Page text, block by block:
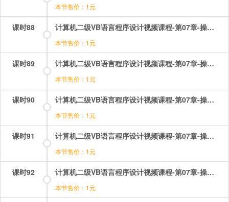
本节售价：1元
课时88 计算机二级VB语言程序设计视频课程-第07章-操作：选择结构之if语句的简单应用题.mp4
本节售价：1元
课时89 计算机二级VB语言程序设计视频课程-第07章-操作：选择结构之iif函数.mp4
本节售价：1元
课时90 计算机二级VB语言程序设计视频课程-第07章-操作：选择结构之iif函数的应用.mp4
本节售价：1元
课时91 计算机二级VB语言程序设计视频课程-第07章-操作：选择结构之块结构.mp4
本节售价：1元
课时92 计算机二级VB语言程序设计视频课程-第07章-操作：选择结构之多分支控制结构.mp4
本节售价：1元